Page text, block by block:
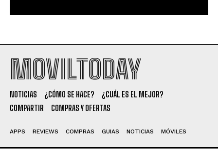
MOVILTODAY
NOTICIAS ¿CÓMO SE HACE?
¿CUÁL ES EL MEJOR?
COMPARTIR
COMPRAS Y OFERTAS
APPS REVIEWS COMPRAS GUIAS NOTICIAS MÓVILES